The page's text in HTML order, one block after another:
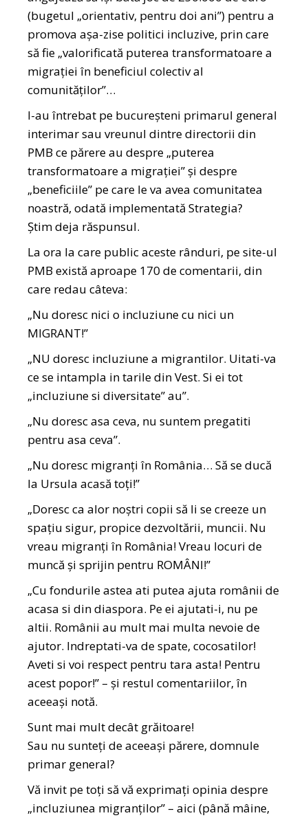
(bugetul „orientativ, pentru doi ani”) pentru a
promova așa-zise politici incluzive, prin care
să fie „valorificată puterea transformatoare a
migrației în beneficiul colectiv al
comunităților”…
I-au întrebat pe bucureșteni primarul general
interimar sau vreunul dintre directorii din
PMB ce părere au despre „puterea
transformatoare a migrației” și despre
„beneficiile” pe care le va avea comunitatea
noastră, odată implementată Strategia?
Știm deja răspunsul.
La ora la care public aceste rânduri, pe site-ul
PMB există aproape 170 de comentarii, din
care redau câteva:
„Nu doresc nici o incluziune cu nici un
MIGRANT!”
„NU doresc incluziune a migrantilor. Uitati-va
ce se intampla in tarile din Vest. Si ei tot
„incluziune si diversitate” au”.
„Nu doresc asa ceva, nu suntem pregatiti
pentru asa ceva”.
„Nu doresc migranți în România… Să se ducă
la Ursula acasă toți!”
„Doresc ca alor noștri copii să li se creeze un
spațiu sigur, propice dezvoltării, muncii. Nu
vreau migranți în România! Vreau locuri de
muncă și sprijin pentru ROMÂNI!”
„Cu fondurile astea ati putea ajuta românii de
acasa si din diaspora. Pe ei ajutati-i, nu pe
altii. Românii au mult mai multa nevoie de
ajutor. Indreptati-va de spate, cocosatilor!
Aveti si voi respect pentru tara asta! Pentru
acest popor!” – și restul comentariilor, în
aceeași notă.
Sunt mai mult decât grăitoare!
Sau nu sunteți de aceeași părere, domnule
primar general?
Vă invit pe toți să vă exprimați opinia despre
„incluziunea migranților” – aici (până mâine,